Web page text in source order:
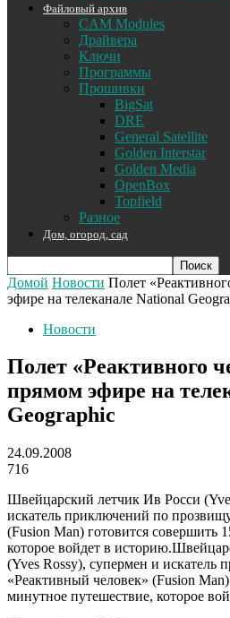
Файловый архив
CAM Modules
Драйвера
Ключи
Программы
Прошивки
BigSat
DRE
General Satellite
Golden Interstar
Golden Media
OpenBox
Topfield
Разное
Дом, огород, сад
Домой Новости Полет
эфире на телеканале National
Новости
Полет «Реактивного
прямом эфире на
Geographic
24.09.2008
716
Швейцарский летчик Ив Росси
искатель приключений по
(Fusion Man) готовится совершить
которое войдет в историю.
(Yves Rossy), супермен и
«Реактивный человек» (Fusion
минутное путешествие, которое